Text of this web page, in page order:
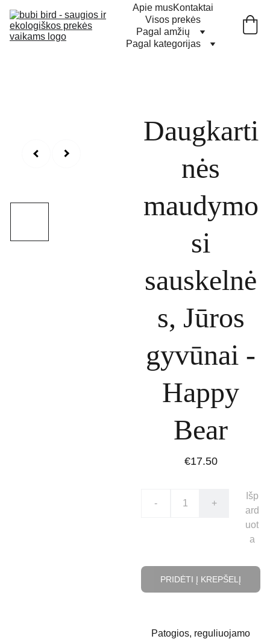
Apie musKontaktai
Visos prekės
Pagal amžių
Pagal kategorijas
Daugkarti
nės
maudymo
si
sauskelnė
s, Jūros
gyvūnai -
Happy
Bear
€17.50
- +
Išp
ard
uot
a
PRIDĖTI Į KREPŠELĮ
Patogios, reguliuojamo